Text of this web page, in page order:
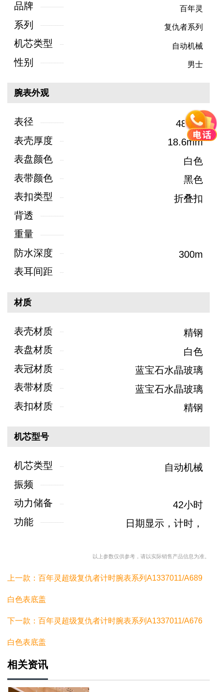
品牌
百年灵
系列 复仇者系列
机芯类型 自动机械
性别 男士
腕表外观
表径
48mm
表壳厚度
18.6mm
表盘颜色
白色
表带颜色
黑色
表扣类型
折叠扣
背透
重量
防水深度
300m
表耳间距
材质
表壳材质
精钢
表盘材质
白色
表冠材质
蓝宝石水晶玻璃
表带材质
蓝宝石水晶玻璃
表扣材质
精钢
机芯型号
机芯类型
自动机械
振频
动力储备
42小时
功能
日期显示，计时，
以上参数仅供参考，请以实际销售产品信息为准。
上一款：百年灵超级复仇者计时腕表系列A1337011/A689
白色表底盖
下一款：百年灵超级复仇者计时腕表系列A1337011/A676
白色表底盖
相关资讯